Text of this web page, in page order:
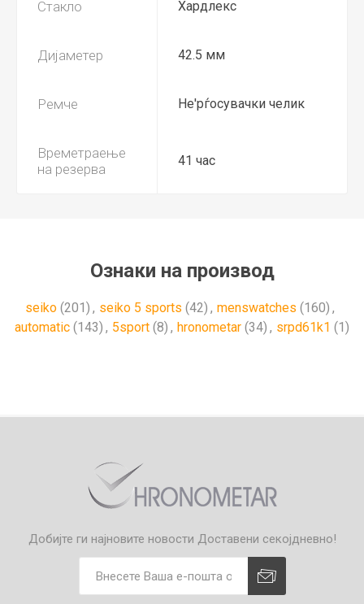
Стакло Хардлекс
Дијаметер 42.5 мм
Ремче Не'рѓосувачки челик
Времетраење
на резерва
41 час
Ознаки на производ
seiko (201) , seiko 5 sports (42) , menswatches (160) ,
automatic (143) , 5sport (8) , hronometar (34) , srpd61k1 (1)
Добијте ги најновите новости Доставени секојдневно!